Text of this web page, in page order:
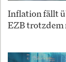
Inflation fällt
EZB trotzdem